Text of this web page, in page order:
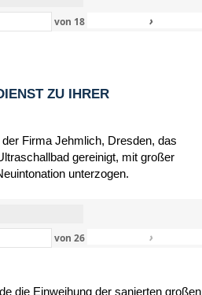
von 18 ›
ZU IHRER
Firma Jehmlich, Dresden, das
gereinigt, mit großer
unterzogen.
von 26 ›
die Einweihung der sanierten großen